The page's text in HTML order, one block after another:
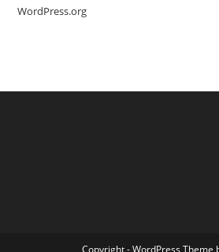
WordPress.org
Copyright - WordPress Theme